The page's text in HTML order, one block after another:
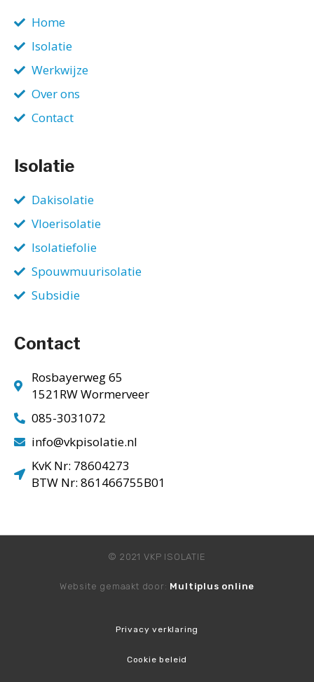
Home
Isolatie
Werkwijze
Over ons
Contact
Isolatie
Dakisolatie
Vloerisolatie
Isolatiefolie
Spouwmuurisolatie
Subsidie
Contact
Rosbayerweg 65
1521RW Wormerveer
085-3031072
info@vkpisolatie.nl
KvK Nr: 78604273
BTW Nr: 861466755B01
© 2021 VKP ISOLATIE
Website gemaakt door: Multiplus online
Privacy verklaring
Cookie beleid